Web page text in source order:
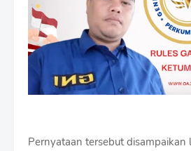
Pernyataan tersebut disampaikan